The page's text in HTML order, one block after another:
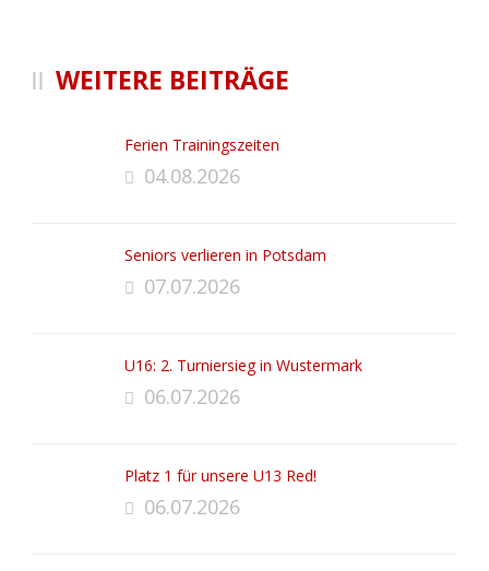
WEITERE BEITRÄGE
Ferien Trainingszeiten
04.08.2026
Seniors verlieren in Potsdam
07.07.2026
U16: 2. Turniersieg in Wustermark
06.07.2026
Platz 1 für unsere U13 Red!
06.07.2026